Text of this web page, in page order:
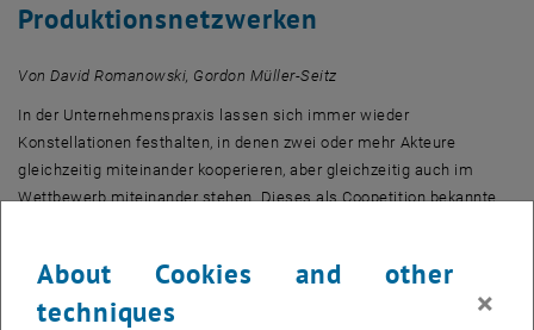
Produktionsnetzwerken
Von David Romanowski, Gordon Müller-Seitz
In der Unternehmenspraxis lassen sich immer wieder
Konstellationen festhalten, in denen zwei oder mehr Akteure
gleichzeitig miteinander kooperieren, aber gleichzeitig auch im
Wettbewerb miteinander stehen. Dieses als Coopetition bekannte
von Konzernstrukturen. Der vorliegende Beitrag adressiert das
Management von Coopetition in intraorganisationalen
About Cookies and other
techniques
×